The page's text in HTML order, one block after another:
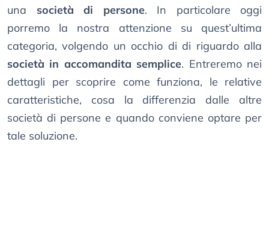
una società di persone. In particolare oggi
porremo la nostra attenzione su quest’ultima
categoria, volgendo un occhio di di riguardo alla
società in accomandita semplice. Entreremo nei
dettagli per scoprire come funziona, le relative
caratteristiche, cosa la differenzia dalle altre
società di persone e quando conviene optare per
tale soluzione.